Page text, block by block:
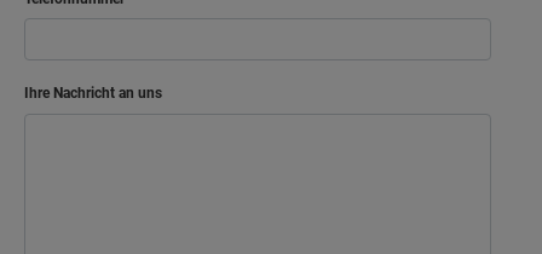
Ihre Nachricht an uns